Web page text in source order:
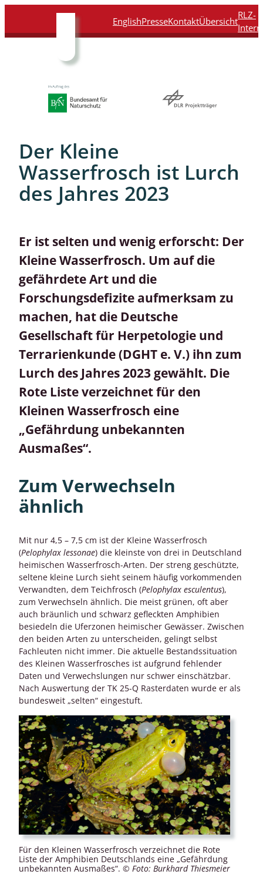
Inhalt
Hauptnavigation
Suche
Fußleiste
EnglishPresseKontaktÜbersicht
RLZ-
Intern
Der Kleine
Wasserfrosch ist Lurch
des Jahres 2023
Er ist selten und wenig erforscht: Der
Kleine Wasserfrosch. Um auf die
gefährdete Art und die
Forschungsdefizite aufmerksam zu
machen, hat die Deutsche
Gesellschaft für Herpetologie und
Terrarienkunde (DGHT e. V.) ihn zum
Lurch des Jahres 2023 gewählt. Die
Rote Liste verzeichnet für den
Kleinen Wasserfrosch eine
„Gefährdung unbekannten
Ausmaßes“.
Zum Verwechseln
ähnlich
Mit nur 4,5 – 7,5 cm ist der Kleine Wasserfrosch
(Pelophylax lessonae) die kleinste von drei in Deutschland
heimischen Wasserfrosch-Arten. Der streng geschützte,
seltene kleine Lurch sieht seinem häufig vorkommenden
Verwandten, dem Teichfrosch (Pelophylax esculentus),
zum Verwechseln ähnlich. Die meist grünen, oft aber
auch bräunlich und schwarz gefleckten Amphibien
besiedeln die Uferzonen heimischer Gewässer. Zwischen
den beiden Arten zu unterscheiden, gelingt selbst
Fachleuten nicht immer. Die aktuelle Bestandssituation
des Kleinen Wasserfrosches ist aufgrund fehlender
Daten und Verwechslungen nur schwer einschätzbar.
Nach Auswertung der TK 25-Q Rasterdaten wurde er als
bundesweit „selten“ eingestuft.
Für den Kleinen Wasserfrosch verzeichnet die Rote
Liste der Amphibien Deutschlands eine „Gefährdung
unbekannten Ausmaßes“. © Foto: Burkhard Thiesmeier